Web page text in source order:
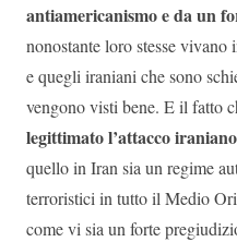
antiamericanismo e da un
nonostante loro stesse vivano
e quegli iraniani che sono
vengono visti bene. E il fatto
legittimato l’attacco iraniano
quello in Iran sia un regime
terroristici in tutto il Medio
come vi sia un forte